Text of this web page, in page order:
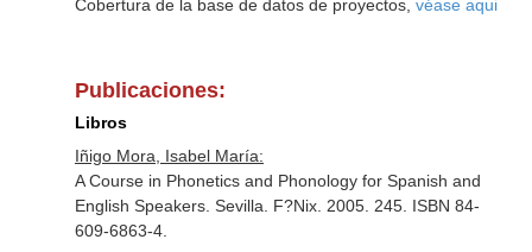
Cobertura de la base de datos de proyectos, véase aqui
Publicaciones:
Libros
Iñigo Mora, Isabel María:
A Course in Phonetics and Phonology for Spanish and
English Speakers. Sevilla. F?Nix. 2005. 245. ISBN 84-
609-6863-4.